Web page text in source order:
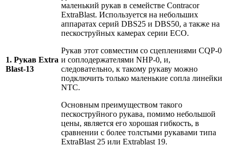
1. Рукав Extra
Blast-13
маленький рукав в семействе Contracor
ExtraBlast. Используется на небольших
аппаратах серий DBS25 и DBS50, а также на
пескоструйных камерах серии ECO.
Рукав этот совместим со сцеплениями CQP-0
и соплодержателями NHP-0, и,
следовательно, к такому рукаву можно
подключить только маленькие сопла линейки
NTC.
Основным преимуществом такого
пескоструйного рукава, помимо небольшой
цены, является его хорошая гибкость, в
сравнении с более толстыми рукавами типа
ExtraBlast 25 или Extrablast 19.